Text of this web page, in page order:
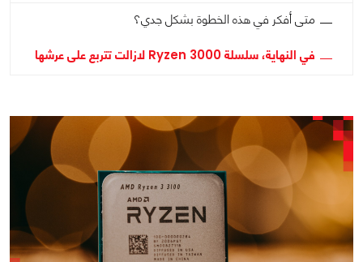
متى أفكر في هذه الخطوة بشكل جدي؟
في النهاية، سلسلة Ryzen 3000 لازالت تتربع على عرشها